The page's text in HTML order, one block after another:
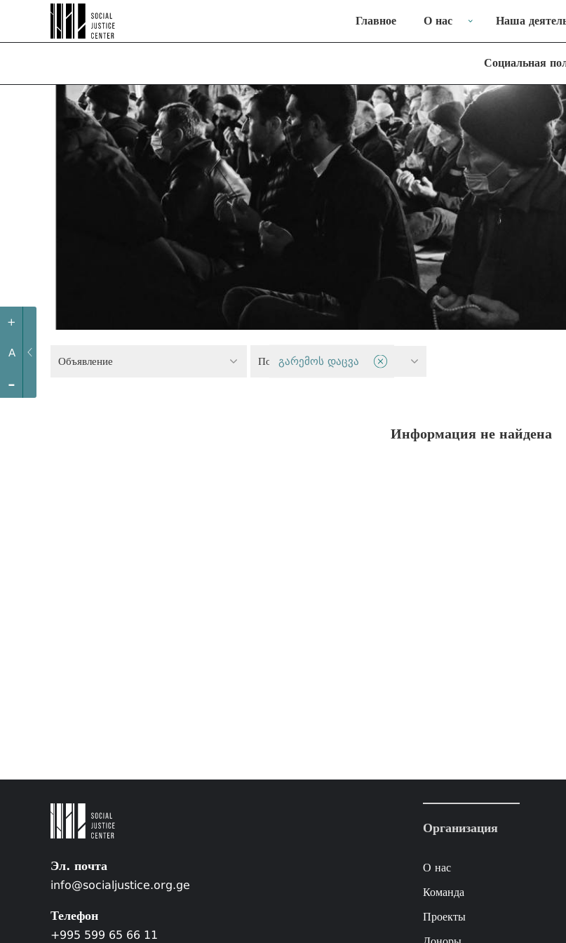
+
A
-
Главное О нас Наша
Социальная
Объявление Политика равенства
გარემოს დაცვა
Информация не найдена
Эл. почта
info@socialjustice.org.ge
Телефон
+995 599 65 66 11
Организация
О нас
Команда
Проекты